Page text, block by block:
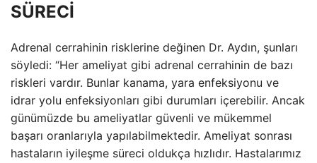
SÜRECİ
Adrenal cerrahinin risklerine değinen Dr. Aydın, şunları
söyledi: “Her ameliyat gibi adrenal cerrahinin de bazı
riskleri vardır. Bunlar kanama, yara enfeksiyonu ve
idrar yolu enfeksiyonları gibi durumları içerebilir. Ancak
günümüzde bu ameliyatlar güvenli ve mükemmel
başarı oranlarıyla yapılabilmektedir. Ameliyat sonrası
hastaların iyileşme süreci oldukça hızlıdır. Hastalarımız